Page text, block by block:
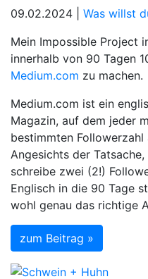
09.02.2024 | Was willst
Mein Impossible Project
innerhalb von 90 Tagen
Medium.com zu machen.
Medium.com ist ein
Magazin, auf dem jeder
bestimmten
Angesichts der
schreibe zwei (2!)
Englisch in die 90 Tage
wohl genau das richtige
zum Beitrag »